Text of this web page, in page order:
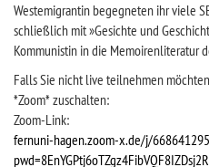
Westemigrantin begegneten ihr viele
schließlich mit »Gesichte und
Kommunistin in die Memoirenliteratur
Falls Sie nicht live teilnehmen
*Zoom* zuschalten:
Zoom-Link:
fernuni-hagen.zoom-x.de/j/